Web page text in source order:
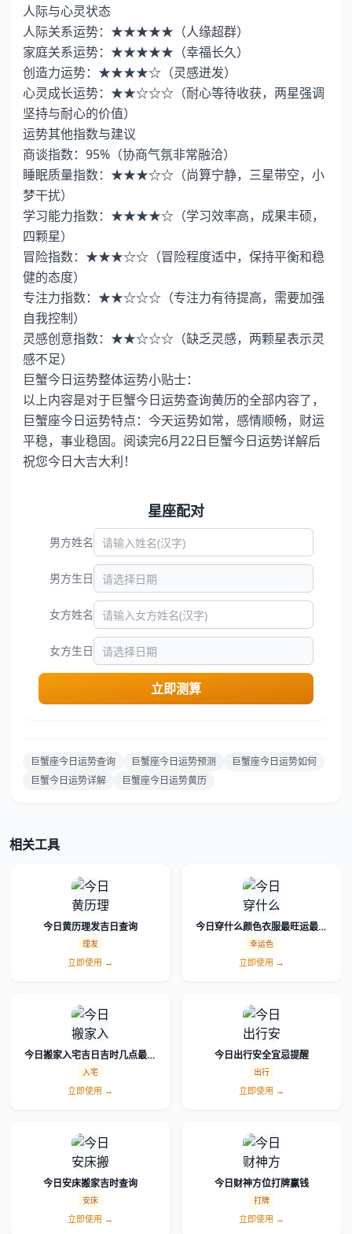
人际与心灵状态
人际关系运势：★★★★★（人缘超群）
家庭关系运势：★★★★★（幸福长久）
创造力运势：★★★★☆（灵感迸发）
心灵成长运势：★★☆☆☆（耐心等待收获，两星强调
坚持与耐心的价值）
运势其他指数与建议
商谈指数：95%（协商气氛非常融洽）
睡眠质量指数：★★★☆☆（尚算宁静，三星带空，小
梦干扰）
学习能力指数：★★★★☆（学习效率高，成果丰硕，
四颗星）
冒险指数：★★★☆☆（冒险程度适中，保持平衡和稳
健的态度）
专注力指数：★★☆☆☆（专注力有待提高，需要加强
自我控制）
灵感创意指数：★★☆☆☆（缺乏灵感，两颗星表示灵
感不足）
巨蟹今日运势整体运势小贴士：
以上内容是对于巨蟹今日运势查询黄历的全部内容了，
巨蟹座今日运势特点：今天运势如常，感情顺畅，财运
平稳，事业稳固。阅读完6月22日巨蟹今日运势详解后
祝您今日大吉大利！
星座配对
男方姓名
男方生日
女方姓名
女方生日
立即测算
巨蟹座今日运势查询 巨蟹座今日运势预测
巨蟹座今日运势如何
巨蟹今日运势详解
巨蟹座今日运势黄历
相关工具
今日黄历理发吉日查询
理发
立即使用 →
今日穿什么颜色衣服最旺运最吉
利幸运色查询
幸运色
立即使用 →
今日搬家入宅吉日吉时几点最好
怎么选时辰
入宅
立即使用 →
今日出行安全宜忌提醒
出行
立即使用 →
今日安床搬家吉时查询
安床
立即使用 →
今日财神方位打牌赢钱
打牌
立即使用 →